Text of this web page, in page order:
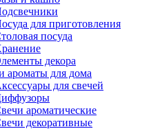
для приготовления
посуда
декора
ароматы для дома
для свечей
ароматические
декоративные